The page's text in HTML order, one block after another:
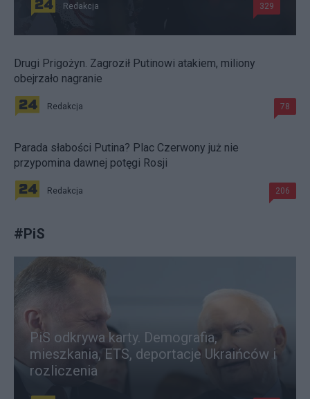
Redakcja 329
Drugi Prigożyn. Zagroził Putinowi atakiem, miliony
obejrzało nagranie
Redakcja 78
Parada słabości Putina? Plac Czerwony już nie
przypomina dawnej potęgi Rosji
Redakcja 206
#PiS
PiS odkrywa karty. Demografia,
mieszkania, ETS, deportacje Ukraińców i
rozliczenia